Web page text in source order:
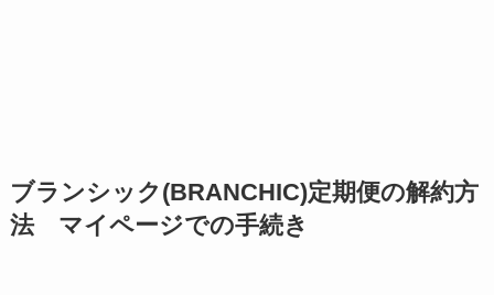
ブランシック(BRANCHIC)定期便の解約方
法 マイページでの手続き